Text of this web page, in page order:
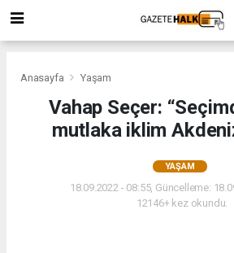
Anasayfa Yaşam
Vahap Seçer:
mutlaka iklim
YAŞAM
18.09.2022 - 08:55, Güncelleme:
12146+ kez okundu.